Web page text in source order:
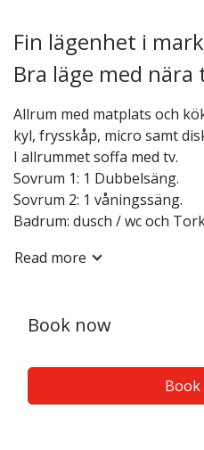
Fin lägenhet i
Bra läge med
Allrum med matplats och
kyl, frysskåp, micro samt
I allrummet soffa med tv.
Sovrum 1: 1 Dubbelsäng.
Sovrum 2: 1 våningssäng.
Badrum: dusch / wc och
wifi samt cromecast.
rökfri.
Bastu och vallabod finns i
Read more
Book now
Book